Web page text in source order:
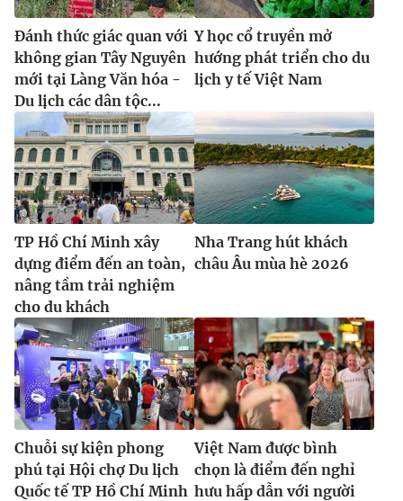
Đánh thức giác quan với
không gian Tây Nguyên
mới tại Làng Văn hóa -
Du lịch các dân tộc...
Y học cổ truyền mở
hướng phát triển cho du
lịch y tế Việt Nam
TP Hồ Chí Minh xây
dựng điểm đến an toàn,
nâng tầm trải nghiệm
cho du khách
Nha Trang hút khách
châu Âu mùa hè 2026
Chuỗi sự kiện phong
phú tại Hội chợ Du lịch
Quốc tế TP Hồ Chí Minh
Việt Nam được bình
chọn là điểm đến nghỉ
hưu hấp dẫn với người